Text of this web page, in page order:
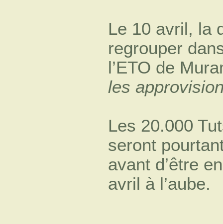
Le 10 avril, la
regrouper
l’ETO de
les
Les 20.000
seront
avant d’être
avril à l’aube.